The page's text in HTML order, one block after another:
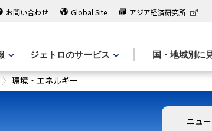
お問い合わせ Global Site アジア経済研究所
ジェトロのサービス 国・地域別に
環境・エネルギー
ニュ